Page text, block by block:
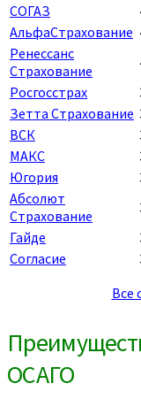
СОГАЗ
АльфаСтрахование
Ренессанс
Страхование
Росгосстрах
Зетта Страхование
ВСК
МАКС
Югория
Абсолют
Страхование
Гайде
Согласие
Все
ОСАГО